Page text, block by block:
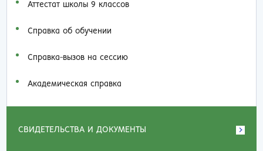
Аттестат школы 9 классов
Справка об обучении
Справка-вызов на сессию
Академическая справка
СВИДЕТЕЛЬСТВА И ДОКУМЕНТЫ